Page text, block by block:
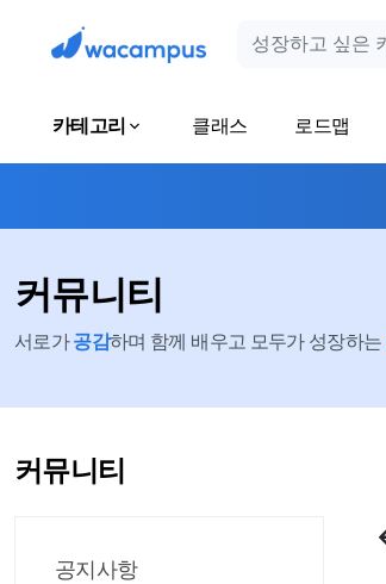
카테고리 클래스 로드맵
커뮤니티
서로가공감하며 함께 배우고 모두가 성장하는
커뮤니티
공지사항